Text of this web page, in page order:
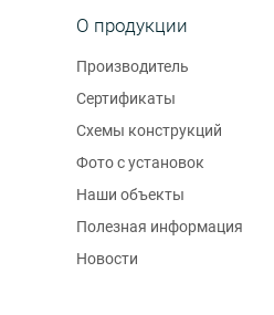
О продукции
Производитель
Сертификаты
Схемы конструкций
Фото с установок
Наши объекты
Полезная информация
Новости